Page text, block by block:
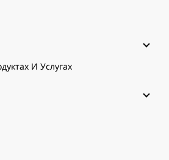
И Услугах